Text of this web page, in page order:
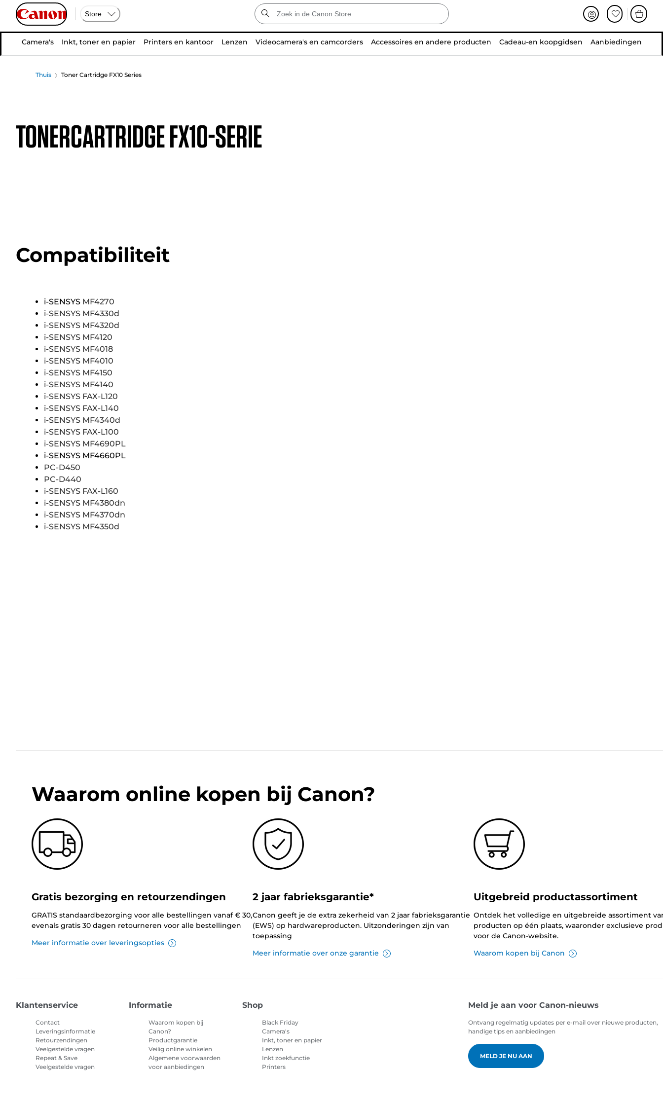
Store
Camera's Inkt, toner en papier Printers en kantoor Lenzen Videocamera's en camcorders Accessoires en andere producten Cadeau-en koopgidsen Aanbiedingen
Thuis Toner Cartridge FX10 Series
TONERCARTRIDGE FX10-SERIE
Compatibiliteit
i-SENSYS MF4270
i-SENSYS MF4330d
i-SENSYS MF4320d
i-SENSYS MF4120
i-SENSYS MF4018
i-SENSYS MF4010
i-SENSYS MF4150
i-SENSYS MF4140
i-SENSYS FAX-L120
i-SENSYS FAX-L140
i-SENSYS MF4340d
i-SENSYS FAX-L100
i-SENSYS MF4690PL
i-SENSYS MF4660PL
PC-D450
PC-D440
i-SENSYS FAX-L160
i-SENSYS MF4380dn
i-SENSYS MF4370dn
i-SENSYS MF4350d
Waarom online kopen bij Canon?
Gratis bezorging en retourzendingen
GRATIS standaardbezorging voor alle bestellingen vanaf € 30,
evenals gratis 30 dagen retourneren voor alle bestellingen
Meer informatie over leveringsopties
2 jaar fabrieksgarantie*
Canon geeft je de extra zekerheid van 2 jaar fabrieksgarantie
(EWS) op hardwareproducten. Uitzonderingen zijn van
toepassing
Meer informatie over onze garantie
Uitgebreid productassortiment
Ontdek het volledige en uitgebreide assortiment
producten op één plaats, waaronder exclusieve
voor de Canon-website.
Waarom kopen bij Canon
Klantenservice
Contact
Leveringsinformatie
Retourzendingen
Veelgestelde vragen
Repeat & Save
Veelgestelde vragen
Informatie
Waarom kopen bij
Canon?
Productgarantie
Veilig online winkelen
Algemene voorwaarden
voor aanbiedingen
Shop
Black Friday
Camera's
Inkt, toner en papier
Lenzen
Inkt zoekfunctie
Printers
Meld je aan voor Canon-nieuws
Ontvang regelmatig updates per e-mail over nieuwe producten,
handige tips en aanbiedingen
MELD JE NU AAN